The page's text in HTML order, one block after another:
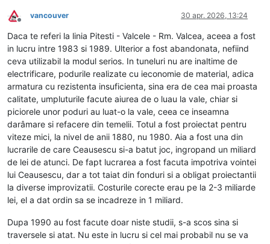
Deconectat
vancouver 30 apr. 2026, 13:24
Daca te referi la linia Pitesti - Valcele - Rm. Valcea, aceea a fost
in lucru intre 1983 si 1989. Ulterior a fost abandonata, nefiind
ceva utilizabil la modul serios. In tuneluri nu are inaltime de
electrificare, podurile realizate cu ieconomie de material, adica
armatura cu rezistenta insuficienta, sina era de cea mai proasta
calitate, umpluturile facute aiurea de o luau la vale, chiar si
piciorele unor poduri au luat-o la vale, ceea ce inseamna
darâmare si refacere din temelii. Totul a fost proiectat pentru
viteze mici, la nivel de anii 1880, nu 1980. Aia a fost una din
lucrarile de care Ceausescu si-a batut joc, ingropand un miliard
de lei de atunci. De fapt lucrarea a fost facuta impotriva vointei
lui Ceausescu, dar a tot taiat din fonduri si a obligat proiectantii
la diverse improvizatii. Costurile corecte erau pe la 2-3 miliarde
lei, el a dat ordin sa se incadreze in 1 miliard.
Dupa 1990 au fost facute doar niste studii, s-a scos sina si
traversele si atat. Nu este in lucru si cel mai probabil nu se va